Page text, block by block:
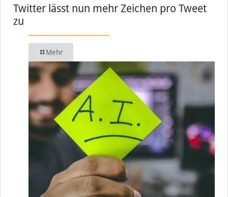
Twitter lässt nun mehr Zeichen pro Tweet
zu
Mehr